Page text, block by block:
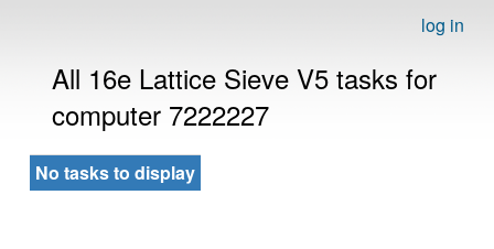
log in
All 16e Lattice Sieve V5 tasks for
computer 7222227
No tasks to display